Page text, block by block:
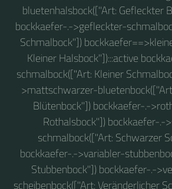
bluetenhalsbock(["Art: Gefleckter
bockkaefer-.->gefleckter-
Schmalbock"])
Kleiner Halsbock"]):::active
schmalbock(["Art: Kleiner
>mattschwarzer-
Blütenbock"]) bockkaefer-.-
Rothalsbock"]) bockkaefer-.-
schmalbock(["Art: Schwarzer
bockkaefer-.->variabler-
Stubbenbock"]) bockkaefer-.-
scheibenbock(["Art: Veränderlicher